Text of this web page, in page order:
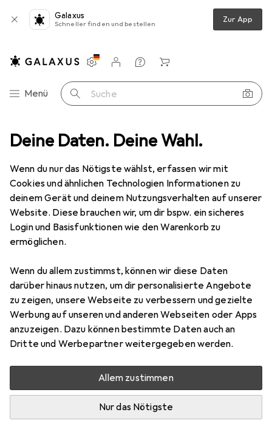
Deine Daten. Deine Wahl.
Wenn du nur das Nötigste wählst, erfassen wir mit
Cookies und ähnlichen Technologien Informationen zu
deinem Gerät und deinem Nutzungsverhalten auf unserer
Website. Diese brauchen wir, um dir bspw. ein sicheres
Login und Basisfunktionen wie den Warenkorb zu
ermöglichen.
Wenn du allem zustimmst, können wir diese Daten
darüber hinaus nutzen, um dir personalisierte Angebote
zu zeigen, unsere Webseite zu verbessern und gezielte
Werbung auf unseren und anderen Webseiten oder Apps
anzuzeigen. Dazu können bestimmte Daten auch an
Dritte und Werbepartner weitergegeben werden.
Allem zustimmen
Nur das Nötigste
Galaxus
Schneller finden und bestellen Zur App
Navigation nach Kategorien
Menü Suche
Einstellungen
Kundenkonto
Vergleichslisten
Merklisten
Warenkorb
Fragen zum Produkt Was ist der Unterschied zwischen der Iro...
EUR
914,49 EUR
45,72/1TB
Seagate IronWolf Pro
20 TB, 3.5"
Frage zu Seagate IronWolf Pro
claudiogra 0
High WRL und der normalen IronWolf Pro?